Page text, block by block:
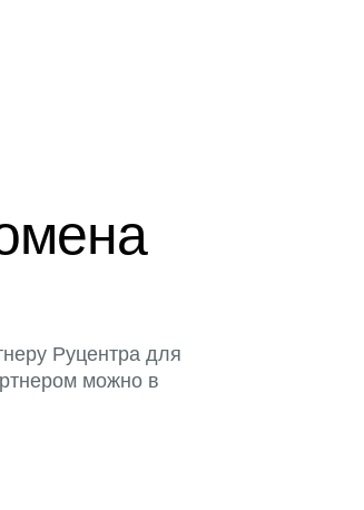
Руцентра для
можно в